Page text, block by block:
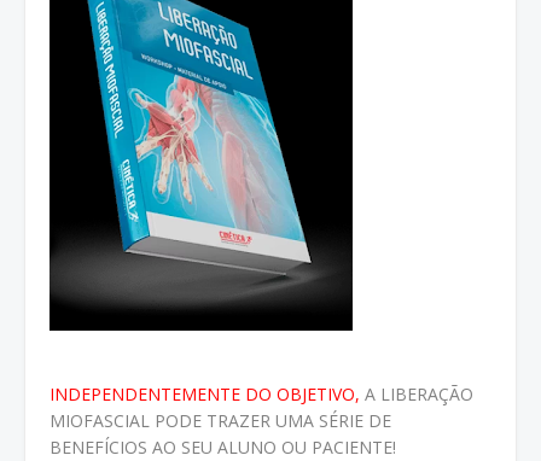
INDEPENDENTEMENTE DO OBJETIVO, A LIBERAÇÃO
MIOFASCIAL PODE TRAZER UMA SÉRIE DE
BENEFÍCIOS AO SEU ALUNO OU PACIENTE!